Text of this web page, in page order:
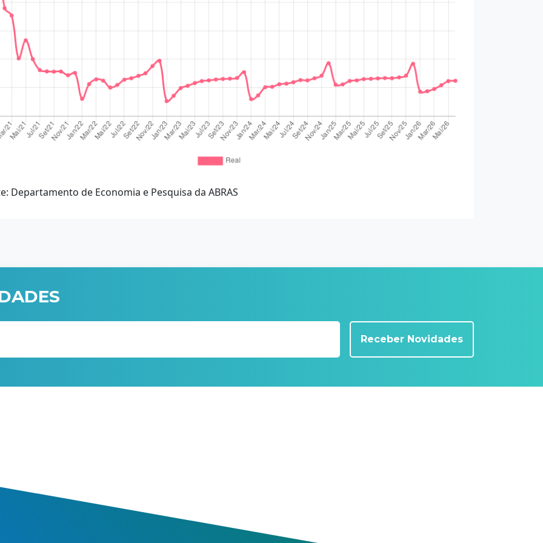
Departamento de Economia e Pesquisa da ABRAS
Receber Novidades